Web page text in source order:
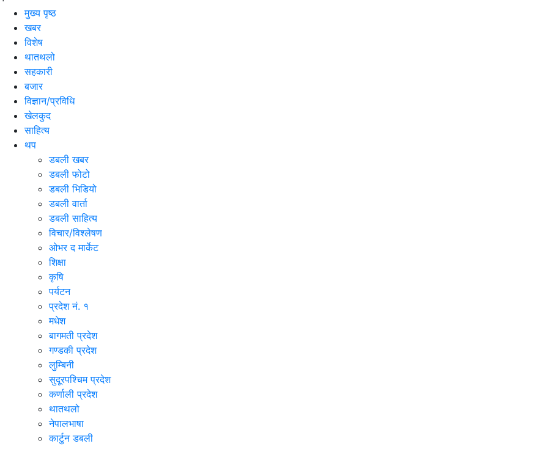
मुख्य पृष्ठ
खबर
विशेष
थातथलो
सहकारी
बजार
विज्ञान/प्रविधि
खेलकुद
साहित्य
थप
डबली खबर
डबली फोटो
डबली भिडियो
डबली वार्ता
डबली साहित्य
विचार/विश्‍लेषण
ओभर द मार्केट
शिक्षा
कृषि
पर्यटन
प्रदेश नं. १
मधेश
बागमती प्रदेश
गण्डकी प्रदेश
लुम्बिनी
सुदूरपश्चिम प्रदेश
कर्णाली प्रदेश
थातथलो
नेपालभाषा
कार्टुन डबली